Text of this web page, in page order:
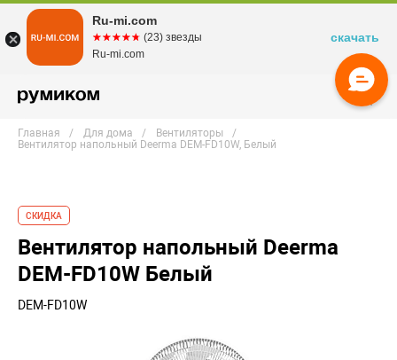
Главная Для дома
Вентиляторы
Вентилятор напольный Deerma DEM-FD10W, Белый
СКИДКА
Вентилятор напольный Deerma
DEM-FD10W Белый
DEM-FD10W
Ru-mi.com
☆☆☆☆☆
★★★★★ (23) звезды
Ru-mi.com
скачать